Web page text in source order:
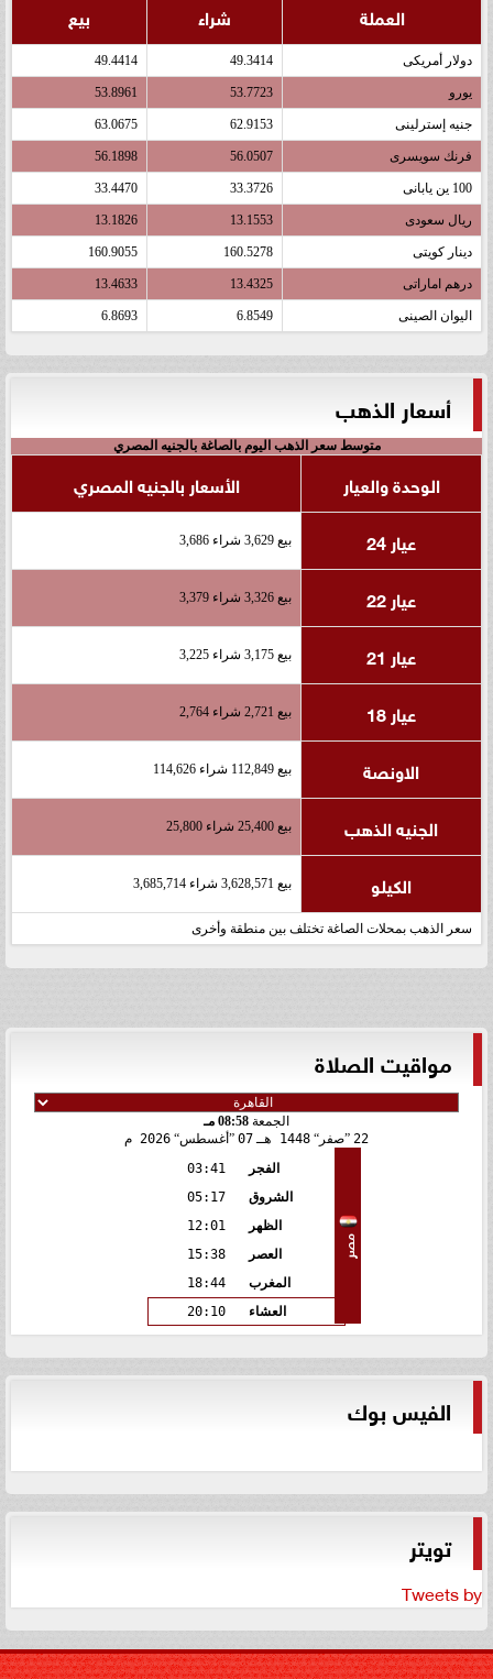
العملة شراء بيع
دولار أمريكى 49.3414
49.4414
يورو 53.7723
53.8961
جنيه إسترلينى 62.9153
63.0675
فرنك سويسرى 56.0507
56.1898
100 ين يابانى 33.3726
33.4470
ريال سعودى 13.1553
13.1826
دينار كويتى 160.5278
160.9055
درهم اماراتى 13.4325
13.4633
اليوان الصينى 6.8549
6.8693
أسعار الذهب
متوسط سعر الذهب اليوم بالصاغة بالجنيه المصري
الوحدة والعيار
الأسعار بالجنيه المصري
عيار 24
بيع 3,629 شراء 3,686
عيار 22 بيع 3,326 شراء 3,379
عيار 21 بيع 3,175 شراء 3,225
عيار 18 بيع 2,721 شراء 2,764
الاونصة بيع 112,849 شراء 114,626
الجنيه الذهب بيع 25,400 شراء 25,800
الكيلو بيع 3,628,571 شراء 3,685,714
سعر الذهب بمحلات الصاغة تختلف بين منطقة وأخرى
مواقيت الصلاة
الجمعة 08:58 مـ
22 صفر 1448 هـ 07 أغسطس 2026 م
مصر
الفجر
03:41
الشروق
05:17
الظهر
12:01
العصر
15:38
المغرب
18:44
العشاء
20:10
الفيس بوك
تويتر
Tweets by